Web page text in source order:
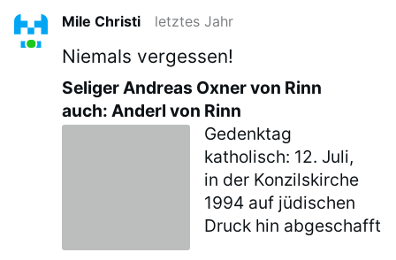
Mile Christi letztes Jahr
Niemals vergessen!
Seliger Andreas Oxner von Rinn
auch: Anderl von Rinn
Gedenktag
katholisch: 12. Juli,
in der Konzilskirche
1994 auf jüdischen
Druck hin abgeschafft